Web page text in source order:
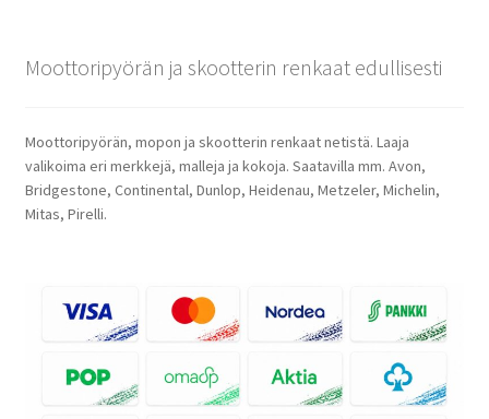
Moottoripyörän ja skootterin renkaat edullisesti
Moottoripyörän, mopon ja skootterin renkaat netistä. Laaja
valikoima eri merkkejä, malleja ja kokoja. Saatavilla mm. Avon,
Bridgestone, Continental, Dunlop, Heidenau, Metzeler, Michelin,
Mitas, Pirelli.